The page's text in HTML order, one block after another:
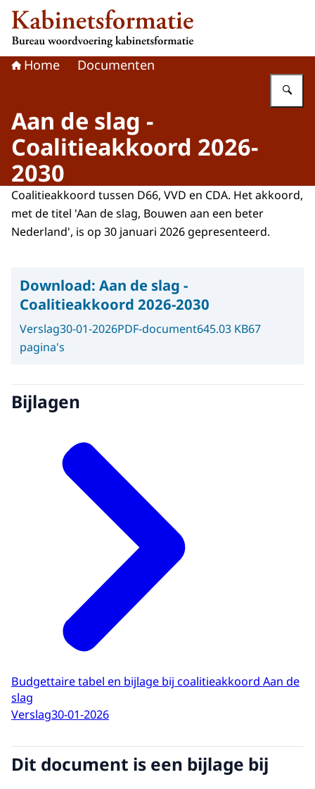
Naar de homepage van Kabinetsformatie
Home Documenten
Aan de slag -
Coalitieakkoord 2026-
2030
Coalitieakkoord tussen D66, VVD en CDA. Het akkoord,
met de titel 'Aan de slag, Bouwen aan een beter
Nederland', is op 30 januari 2026 gepresenteerd.
Download: Aan de slag -
Coalitieakkoord 2026-2030
Verslag30-01-2026PDF-document645.03 KB67
pagina's
Bijlagen
Budgettaire tabel en bijlage bij coalitieakkoord Aan de
slag
Verslag30-01-2026
Dit document is een bijlage bij